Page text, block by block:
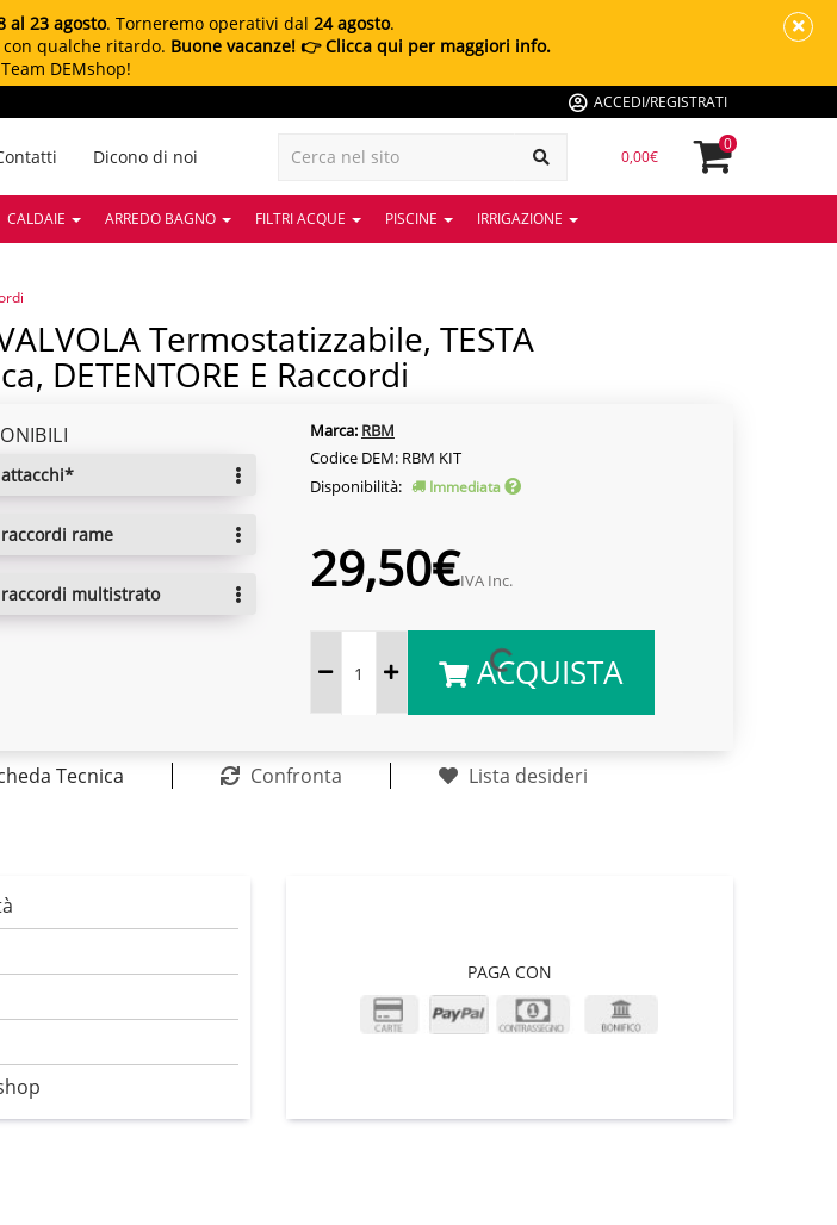
al 23 agosto. Torneremo operativi dal 24 agosto.
qualche ritardo. Buone vacanze! 👉 Clicca qui per maggiori info.
Team DEMshop!
ACCEDI/REGISTRATI
Dicono di noi 0,00€
0
CALDAIE ARREDO BAGNO FILTRI ACQUE PISCINE IRRIGAZIONE
DETENTORE E Raccordi
rame
multistrato
Marca: RBM
Codice DEM: RBM KIT
Disponibilità:
Immediata
29,50€IVA Inc.
ACQUISTA
Tecnica Confronta Lista desideri
PAGA CON